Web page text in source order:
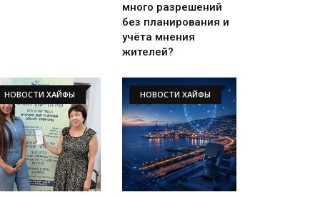
много разрешений
без планирования и
учёта мнения
жителей?
НОВОСТИ ХАЙФЫ НОВОСТИ ХАЙФЫ